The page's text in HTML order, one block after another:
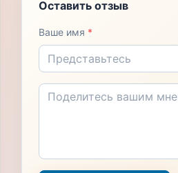
Оставить отзыв
Ваше имя *